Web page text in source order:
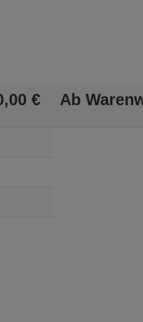
00 € Ab